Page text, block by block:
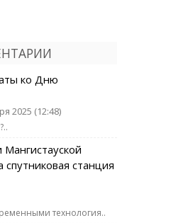
ко Дню
2025 (12:48)
спутниковая станция
технология..